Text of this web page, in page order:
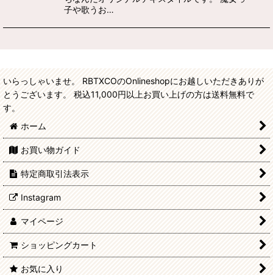
子や歌うお…
いらっしゃいませ。 RBTXCOのOnlineshopにお越しいただきありが
とうございます。 税込11,000円以上お買い上げの方は送料無料で
す。
ホーム
お買い物ガイド
特定商取引法表示
Instagram
マイページ
ショッピングカート
お気に入り